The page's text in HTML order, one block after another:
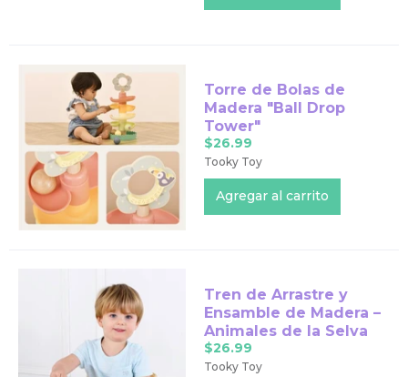
Torre de Bolas de
Madera "Ball Drop
Tower"
$26.99
Tooky Toy
Tren de Arrastre y
Ensamble de Madera –
Animales de la Selva
$26.99
Tooky Toy